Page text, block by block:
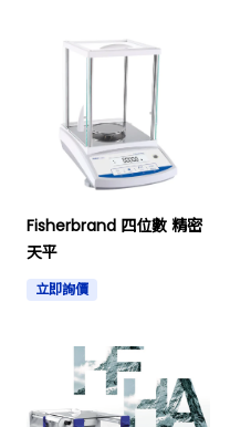
Fisherbrand 四位數 精密
天平
立即詢價